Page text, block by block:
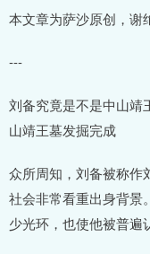
本文章为萨沙原创，谢
---
刘备究竟是不是中山
山靖王墓发掘完成
众所周知，刘备被称作
社会非常看重出身背景
少光环，也使他被普遍